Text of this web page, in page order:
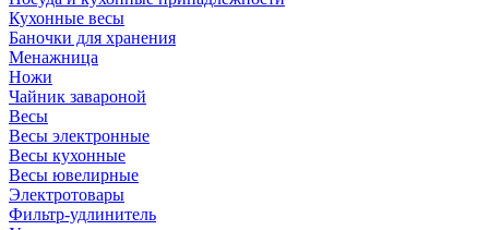
Кухонные весы
Баночки для хранения
Менажница
Ножи
Чайник завароной
Весы
Весы электронные
Весы кухонные
Весы ювелирные
Электротовары
Фильтр-удлинитель